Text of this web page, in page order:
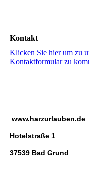
Kontakt
Klicken Sie hier um zu
Kon­takt­for­mu­lar zu
www.harzurlauben.de
Hotelstraße 1
37539 Bad Grund